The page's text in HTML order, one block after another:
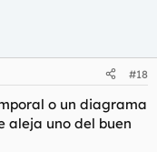
#18
o un diagrama
aleja uno del buen